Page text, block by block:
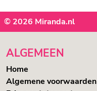
© 2026 Miranda.nl
ALGEMEEN
Home
Algemene voorwaarden